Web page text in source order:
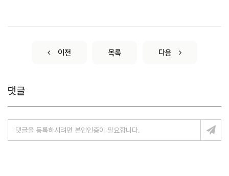
이전 목록 다음
댓글